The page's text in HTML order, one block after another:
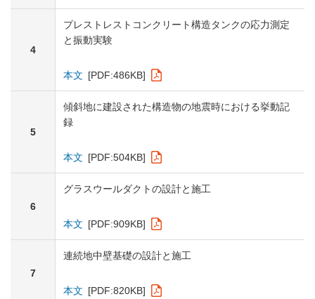
4
プレストレストコンクリート構造タンクの応力測定
と振動実験
本文 [PDF:486KB]
5
傾斜地に建設された構造物の地震時における挙動記
録
本文 [PDF:504KB]
6
グラスウールダクトの設計と施工
本文 [PDF:909KB]
7
連続地中壁基礎の設計と施工
本文 [PDF:820KB]